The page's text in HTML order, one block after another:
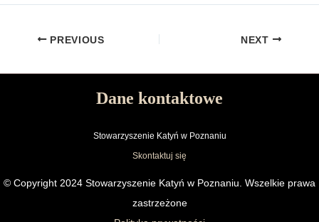
PREVIOUS NEXT
Dane kontaktowe
Stowarzyszenie Katyń w Poznaniu
Skontaktuj się
© Copyright 2024 Stowarzyszenie Katyń w Poznaniu. Wszelkie prawa
zastrzeżone